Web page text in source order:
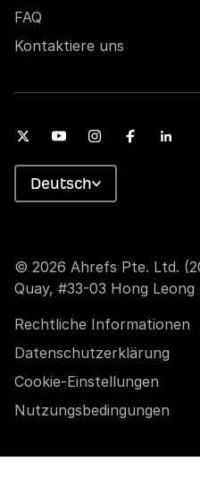
FAQ
Kontaktiere uns
© 2026 Ahrefs Pte. Ltd.
Quay, #33-03 Hong
Rechtliche Informationen
Datenschutzerklärung
Cookie-Einstellungen
Nutzungsbedingungen
Deutsch